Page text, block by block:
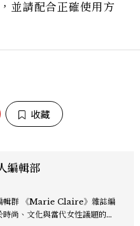
並請配合正確使用方
收藏
編輯部
》雜誌編
尚、文化與當代女性議題的深